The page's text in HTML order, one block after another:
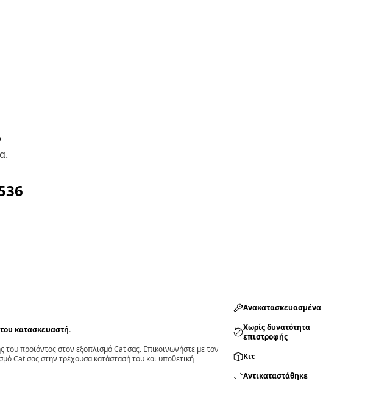
του κατασκευαστή.
προϊόντος στον εξοπλισμό Cat σας. Επικοινωνήστε με τον
Cat σας στην τρέχουσα κατάστασή του και υποθετική
Ανακατασκευασμένα
Χωρίς δυνατότητα
επιστροφής
Κιτ
Αντικαταστάθηκε